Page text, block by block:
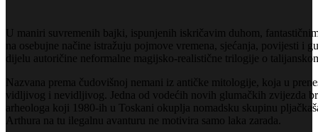
U maniri suvremenih bajki, ispunjenih iskričavim duhom,
na osebujne načine istražuju pojmove vremena, sjećanja, povijesti
dijelu autoričine neformalne magijsko-realistične trilogije o
Nazvana prema čudovišnoj nemani iz antičke mitologije, koja u
vidljivog i nevidljivog. Jedna od vodećih novih glumačkih zvijezda
arheologa koji 1980-ih u Toskani okuplja nomadsku skupinu
Arthura na tu ilegalnu avanturu ne motivira samo laka zarada.